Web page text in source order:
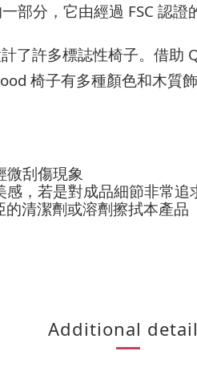
部分，它由經過 FSC 認證
了許多標誌性椅子。借助
椅子有多種顏色和木質
微刮傷現象
，若是對成品細節非常追
的清潔劑或溶劑擦拭本產品
Additional